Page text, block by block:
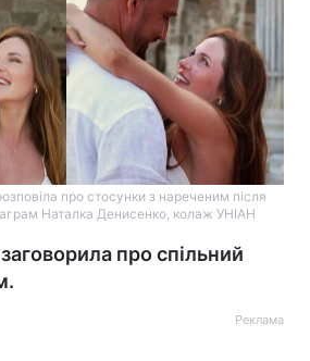
про стосунки з нареченим після
Наталка Денисенко, колаж УНІАН
про спільний
Реклама